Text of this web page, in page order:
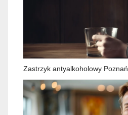
Zastrzyk antyalkoholowy Poznań